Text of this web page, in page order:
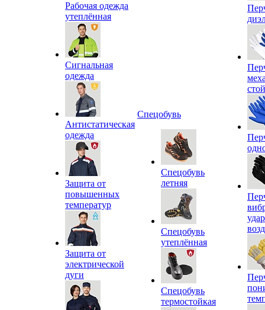
Рабочая одежда
утеплённая
Сигнальная
одежда
Антистатическая
одежда
Защита от
повышенных
температур
Защита от
электрической
дуги
Спецобувь
Спецобувь
летняя
Спецобувь
утеплённая
Спецобувь
термостойкая